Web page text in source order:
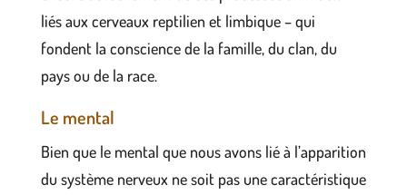
liés aux cerveaux reptilien et limbique – qui
fondent la conscience de la famille, du clan, du
pays ou de la race.
Le mental
Bien que le mental que nous avons lié à l’apparition
du système nerveux ne soit pas une caractéristique